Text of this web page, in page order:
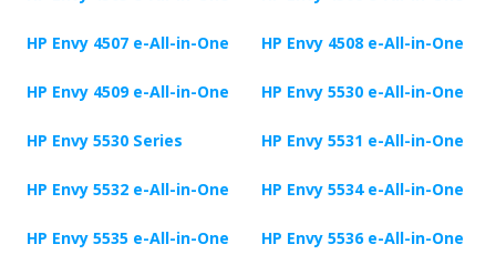
HP Envy 4507 e-All-in-One HP Envy 4508 e-All-in-One
HP Envy 4509 e-All-in-One HP Envy 5530 e-All-in-One
HP Envy 5530 Series HP Envy 5531 e-All-in-One
HP Envy 5532 e-All-in-One HP Envy 5534 e-All-in-One
HP Envy 5535 e-All-in-One HP Envy 5536 e-All-in-One